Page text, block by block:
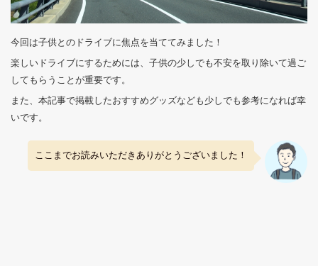
今回は子供とのドライブに焦点を当ててみました！
楽しいドライブにするためには、子供の少しでも不安を取り除いて過ご
してもらうことが重要です。
また、本記事で掲載したおすすめグッズなども少しでも参考になれば幸
いです。
ここまでお読みいただきありがとうございました！